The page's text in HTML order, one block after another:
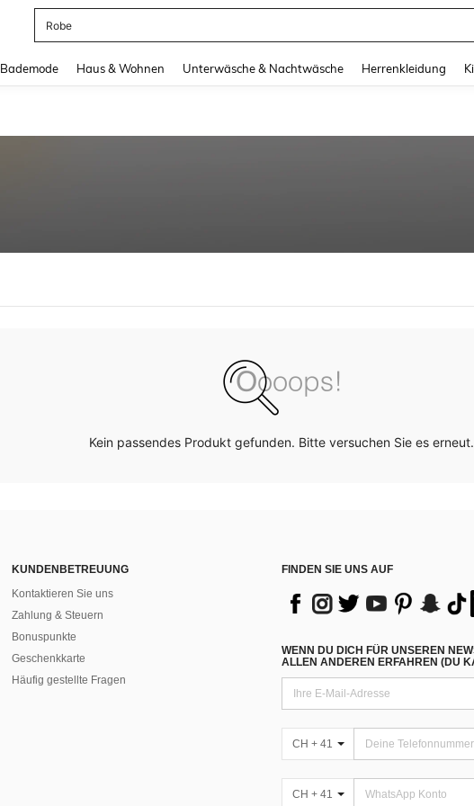
Robe
Bademode Haus & Wohnen Unterwäsche & Nachtwäsche Herrenkleidung
Kein passendes Produkt gefunden. Bitte versuchen Sie es erneut.
KUNDENBETREUUNG
Kontaktieren Sie uns
Zahlung & Steuern
Bonuspunkte
Geschenkkarte
Häufig gestellte Fragen
FINDEN SIE UNS AUF
WENN DU DICH FÜR UNSEREN
ALLEN ANDEREN ERFAHREN (DU
CH + 41
CH + 41